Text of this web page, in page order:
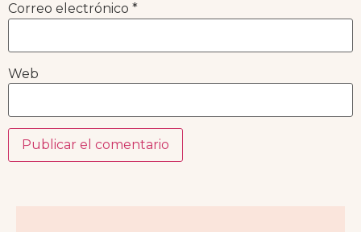
Correo electrónico *
Web